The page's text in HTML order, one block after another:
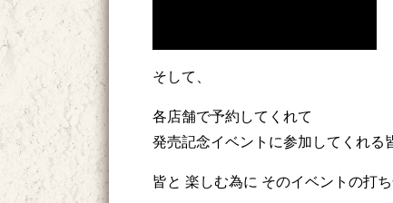
そして、
各店舗で予約してくれて
発売記念イベントに参加してくれる
皆と 楽しむ為に そのイベントの打